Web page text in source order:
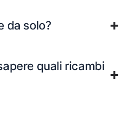
da solo?
quali ricambi